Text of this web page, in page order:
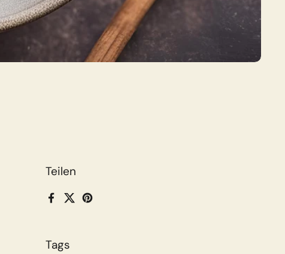
Teilen
Facebook
X (Twitter)
Pinterest
Tags